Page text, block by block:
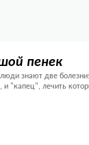
пенек
люди знают две
и "капец", лечить